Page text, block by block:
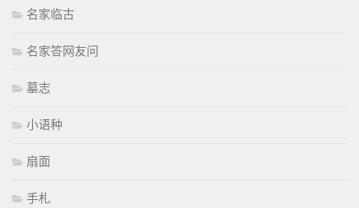
名家临古
名家答网友问
墓志
小语种
扇面
手札